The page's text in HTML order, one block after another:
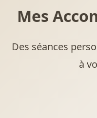
Mes
Des séances
à